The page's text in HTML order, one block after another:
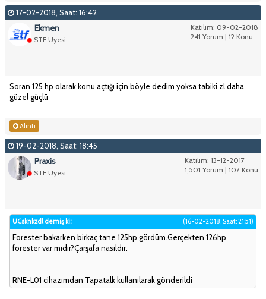
17-02-2018, Saat: 16:42
Katılım: 09-02-2018
241 Yorum | 12 Konu
Ekmen
STF Üyesi
Soran 125 hp olarak konu açtığı için böyle dedim yoksa tabiki zl daha
güzel güçlü
Alıntı
19-02-2018, Saat: 18:45
Katılım: 13-12-2017
1,501 Yorum | 107 Konu
Praxis
STF Üyesi
(16-02-2018, Saat: 21:51)
UCsknkzdl demiş ki:
Forester bakarken birkaç tane 125hp gördüm.Gerçekten 126hp
forester var mıdır?Çarşafa nasıldır.
RNE-L01 cihazımdan Tapatalk kullanılarak gönderildi